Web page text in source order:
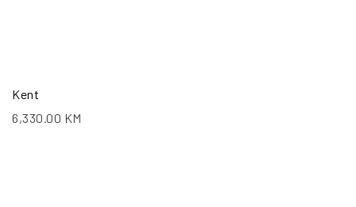
Kent
6,330.00 KM